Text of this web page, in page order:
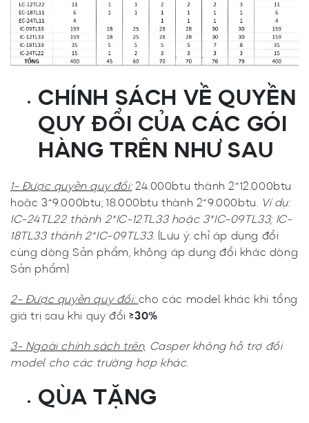
CHÍNH SÁCH VỀ QUYỀN
QUY ĐỔI CỦA CÁC GÓI
HÀNG TRÊN NHƯ SAU
1- Được quyền quy đổi:24.000btu thành 2*12.000btu
hoặc 3*9.000btu; 18.000btu thành 2*9.000btu. Ví dụ:
IC-24TL22 thành 2*IC-12TL33 hoặc 3*IC-09TL33; IC-
18TL33 thành 2*IC-09TL33. (Lưu ý: chỉ áp dụng đổi
cùng dòng Sản phẩm, không áp dụng đổi khác dòng
Sản phẩm)
2- Được quyền quy đổi:cho các model khác khi tổng
giá trị sau khi quy đổi≥30%
3- Ngoài chính sách trên, Casper không hỗ trợ đổi
model cho các trường hợp khác.
QÙA TẶNG